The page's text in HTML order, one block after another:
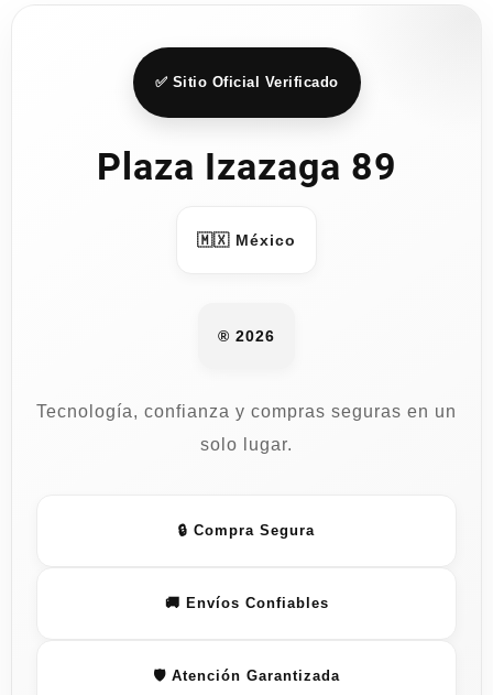
✅ Sitio Oficial Verificado
Plaza Izazaga 89
🇲🇽 México
® 2026
Tecnología, confianza y compras seguras en un
solo lugar.
🔒 Compra Segura
🚚 Envíos Confiables
🛡️ Atención Garantizada